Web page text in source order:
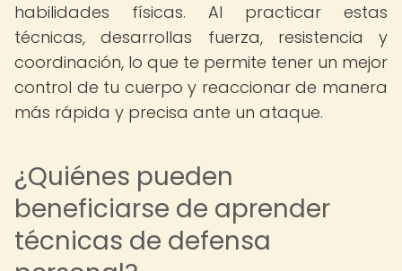
habilidades físicas. Al practicar estas
técnicas, desarrollas fuerza, resistencia y
coordinación, lo que te permite tener un mejor
control de tu cuerpo y reaccionar de manera
más rápida y precisa ante un ataque.
¿Quiénes pueden
beneficiarse de aprender
técnicas de defensa